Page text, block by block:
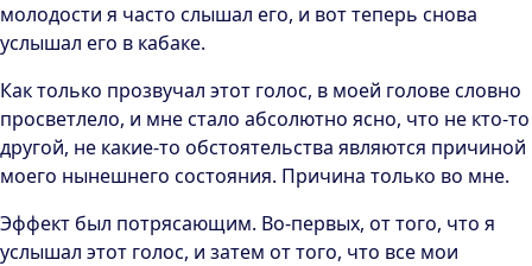
молодости я часто слышал его, и вот теперь снова
услышал его в кабаке.
Как только прозвучал этот голос, в моей голове словно
просветлело, и мне стало абсолютно ясно, что не кто-то
другой, не какие-то обстоятельства являются причиной
моего нынешнего состояния. Причина только во мне.
Эффект был потрясающим. Во-первых, от того, что я
услышал этот голос, и затем от того, что все мои